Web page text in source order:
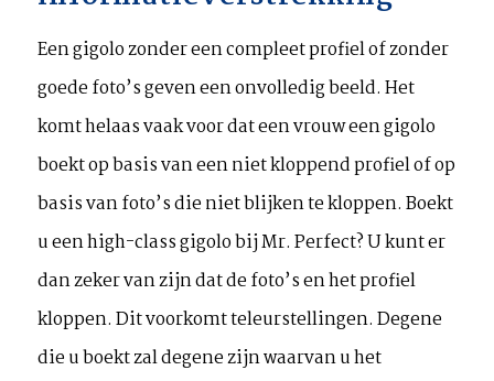
Een gigolo zonder een compleet profiel of zonder
goede foto’s geven een onvolledig beeld. Het
komt helaas vaak voor dat een vrouw een gigolo
boekt op basis van een niet kloppend profiel of op
basis van foto’s die niet blijken te kloppen. Boekt
u een high-class gigolo bij Mr. Perfect? U kunt er
dan zeker van zijn dat de foto’s en het profiel
kloppen. Dit voorkomt teleurstellingen. Degene
die u boekt zal degene zijn waarvan u het